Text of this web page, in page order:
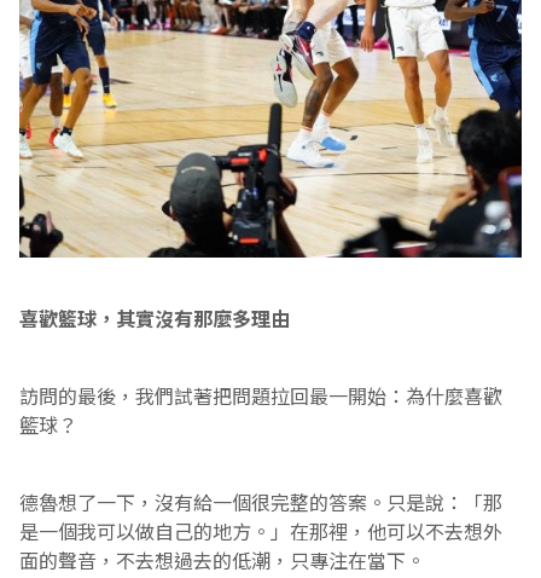
喜歡籃球，其實沒有那麼多理由
訪問的最後，我們試著把問題拉回最一開始：為什麼喜歡
籃球？
德魯想了一下，沒有給一個很完整的答案。只是說：「那
是一個我可以做自己的地方。」在那裡，他可以不去想外
面的聲音，不去想過去的低潮，只專注在當下。